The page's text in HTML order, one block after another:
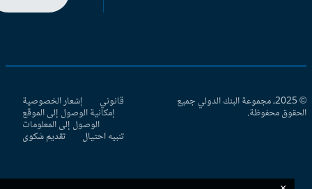
© 2025، مجموعة البنك الدولي جميع
محفوظة.
قانوني إشعار الخصوصية
إمكانية الوصول إلى الموقع
الوصول إلى المعلومات
تنبيه احتيال تقديم شكوى